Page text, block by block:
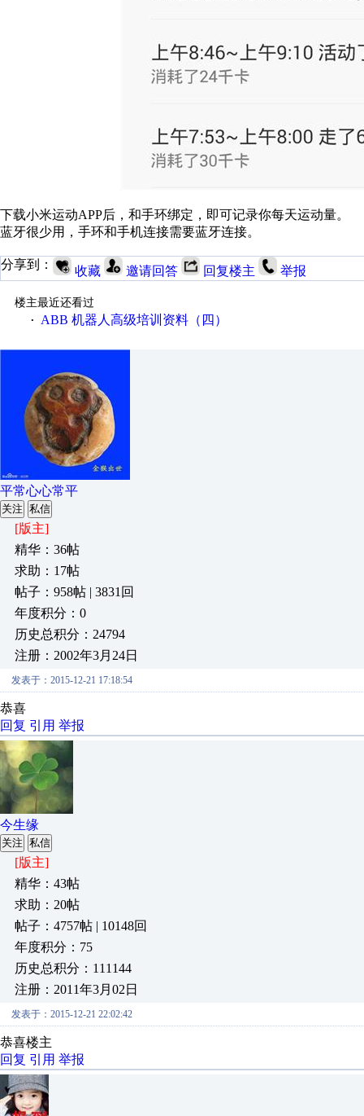
下载小米运动APP后，和手环绑定，即可记录你每天运动量。
蓝牙很少用，手环和手机连接需要蓝牙连接。
分享到： 收藏 邀请回答 回复楼主 举报
楼主最近还看过
·
ABB 机器人高级培训资料（四）
平常心心常平
关注 私信
[版主]
精华：36帖
求助：17帖
帖子：958帖 | 3831回
年度积分：0
历史总积分：24794
注册：2002年3月24日
发表于：2015-12-21 17:18:54
恭喜
回复 引用 举报
今生缘
关注 私信
[版主]
精华：43帖
求助：20帖
帖子：4757帖 | 10148回
年度积分：75
历史总积分：111144
注册：2011年3月02日
发表于：2015-12-21 22:02:42
恭喜楼主
回复 引用 举报